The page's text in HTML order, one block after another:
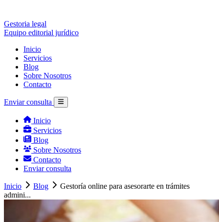
Gestoria legal
Equipo editorial jurídico
Inicio
Servicios
Blog
Sobre Nosotros
Contacto
Enviar consulta
Inicio
Servicios
Blog
Sobre Nosotros
Contacto
Enviar consulta
Inicio Blog
Gestoría online para asesorarte en trámites
admini...